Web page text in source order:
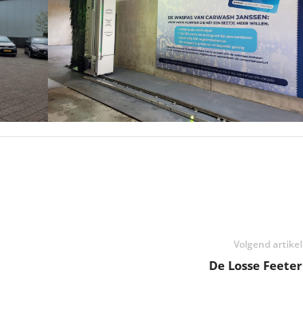
Volgend artikel
De Losse Feeter